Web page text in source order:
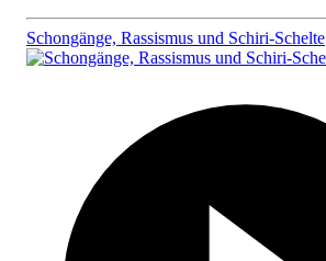
Schongänge, Rassismus und Schiri-Schelte